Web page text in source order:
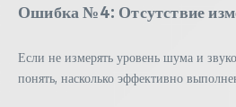
Ошибка №4: Отсутствие
Если не измерять уровень шума и
понять, насколько эффективно